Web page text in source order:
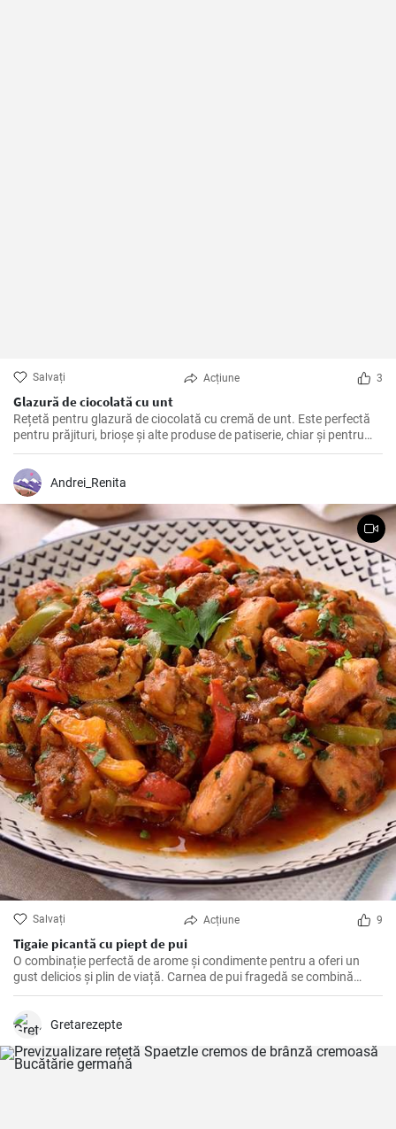
Salvați Acțiune 3
Glazură de ciocolată cu unt
Rețetă pentru glazură de ciocolată cu cremă de unt. Este perfectă
pentru prăjituri, brioșe și alte produse de patiserie, chiar și pentru
fursecuri de casă.
Andrei_Renita
Salvați Acțiune 9
Tigaie picantă cu piept de pui
O combinație perfectă de arome și condimente pentru a oferi un
gust delicios și plin de viață. Carnea de pui fragedă se combină
perfect cu ardeii gras și iute, iar aromele de curry, ghimbir și chimen
Gretarezepte